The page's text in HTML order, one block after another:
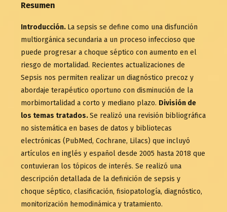
Resumen
Introducción. La sepsis se define como una disfunción
multiorgánica secundaria a un proceso infeccioso que
puede progresar a choque séptico con aumento en el
riesgo de mortalidad. Recientes actualizaciones de
Sepsis nos permiten realizar un diagnóstico precoz y
abordaje terapéutico oportuno con disminución de la
morbimortalidad a corto y mediano plazo. División de
los temas tratados.Se realizó una revisión bibliográfica
no sistemática en bases de datos y bibliotecas
electrónicas (PubMed, Cochrane, Lilacs) que incluyó
artículos en inglés y español desde 2005 hasta 2018 que
contuvieran los tópicos de interés. Se realizó una
descripción detallada de la definición de sepsis y
choque séptico, clasificación, fisiopatología, diagnóstico,
monitorización hemodinámica y tratamiento.